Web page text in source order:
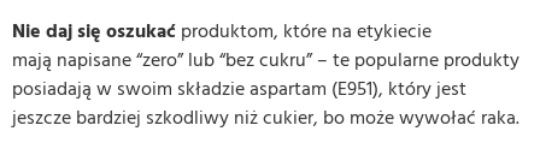
Nie daj się oszukać produktom, które na etykiecie
mają napisane “zero” lub “bez cukru” – te popularne produkty
posiadają w swoim składzie aspartam (E951), który jest
jeszcze bardziej szkodliwy niż cukier, bo może wywołać raka.